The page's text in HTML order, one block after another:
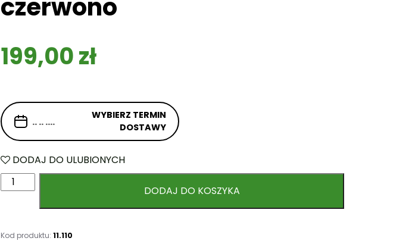
czerwono
199,00zł
WYBIERZ TERMIN
DOSTAWY
DODAJ DO ULUBIONYCH
l
ć
DODAJ DO KOSZYKA
Kod produktu:11.110